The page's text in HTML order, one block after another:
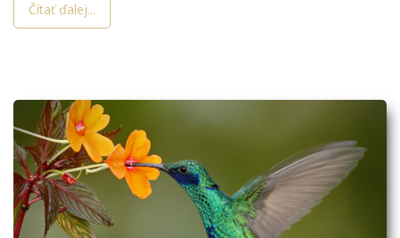
Čítať ďalej...